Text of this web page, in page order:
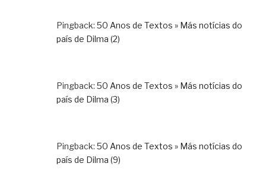
Pingback: 50 Anos de Textos » Más notícias do
país de Dilma (2)
Pingback: 50 Anos de Textos » Más notícias do
país de Dilma (3)
Pingback: 50 Anos de Textos » Más notícias do
país de Dilma (9)